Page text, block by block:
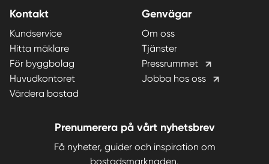
Kontakt
Kundservice
Hitta mäklare
För byggbolag
Huvudkontoret
Värdera bostad
Genvägar
Om oss
Tjänster
Pressrummet
Jobba hos oss
Prenumerera på vårt nyhetsbrev
Få nyheter, guider och inspiration om
bostadsmarknaden.